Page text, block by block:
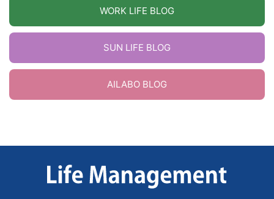
WORK LIFE BLOG
SUN LIFE BLOG
AILABO BLOG